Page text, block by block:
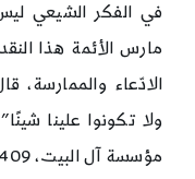
في الفكر الشيعي
مارس الأئمة هذا
الادّعاء والممارسة،
ولا تكونوا علينا
مؤسسة آل البيت، 1409هـ، ج 16، ص 216).